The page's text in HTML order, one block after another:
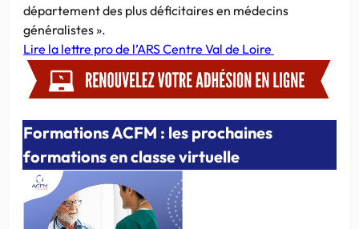
département des plus déficitaires en médecins
généralistes ».
Lire la lettre pro de l’ARS Centre Val de Loire
Formations ACFM : les prochaines
formations en classe virtuelle